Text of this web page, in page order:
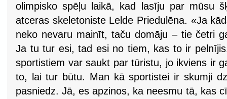
olimpisko spēļu laikā, kad lasīju par mūsu
atceras skeletoniste Lelde Priedulēna. «Ja
neko nevaru mainīt, taču domāju – tie četri
Ja tu tur esi, tad esi no tiem, kas to ir
sportistiem var saukt par tūristu, jo ikviens ir
to, lai tur būtu. Man kā sportistei ir skumji
pasniedz. Jā, es apzinos, ka neesmu tā, kas